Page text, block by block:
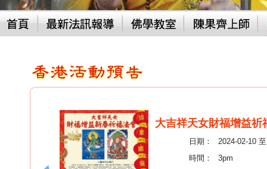
大吉祥天女財福增益祈
日期：
2024-02-10
時間：
3pm